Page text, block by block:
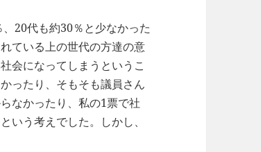
20代も約30％と少なかった
ている上の世代の方達の意
会になってしまうというこ
ったり、そもそも議員さん
なかったり、私の1票で社
いう考えでした。しかし、